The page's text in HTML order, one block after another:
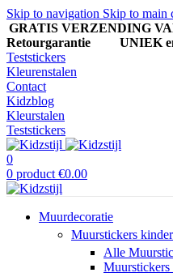
Skip to navigation Skip to main
GRATIS VERZENDING
Retourgarantie UNIEK
Teststickers
Kleurenstalen
Contact
Kidzblog
Kleurstalen
Teststickers
0
0 product €0.00
Muurdecoratie
Muurstickers
Alle
Muurstickers